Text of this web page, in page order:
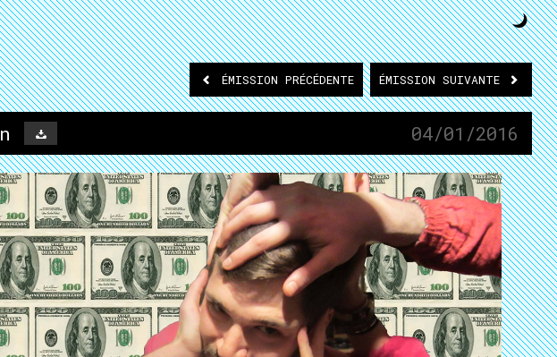
ÉMISSION PRÉCÉDENTE ÉMISSION SUIVANTE
04/01/2016